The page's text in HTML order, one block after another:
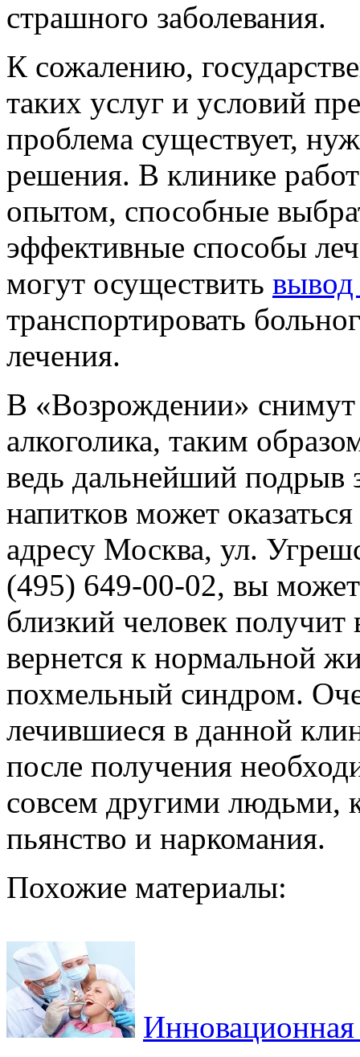
страшного заболевания.
К сожалению,
таких услуг и условий
проблема существует,
решения. В клинике
опытом, способные
эффективные способы
могут осуществить вывод
транспортировать
лечения.
В «Возрождении»
алкоголика, таким
ведь дальнейший подрыв
напитков может
адресу Москва, ул.
(495) 649-00-02, вы
близкий человек
вернется к нормальной
похмельный синдром.
лечившиеся в данной
после получения
совсем другими людьми,
пьянство и наркомания.
Похожие материалы:
Инновационная